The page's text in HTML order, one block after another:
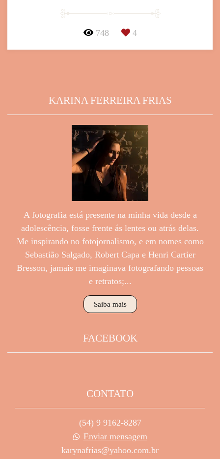
748 4
KARINA FERREIRA FRIAS
A fotografia está presente na minha vida desde a
adolescência, fosse frente ás lentes ou atrás delas.
Me inspirando no fotojornalismo, e em nomes como
Sebastião Salgado, Robert Capa e Henri Cartier
Bresson, jamais me imaginava fotografando pessoas
e retratos;...
Saiba mais
FACEBOOK
CONTATO
(54) 9 9162-8287
Enviar mensagem
karynafrias@yahoo.com.br